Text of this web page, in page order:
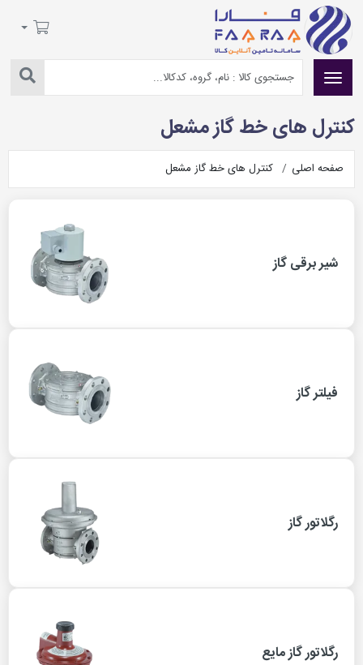
کنترل های خط گاز مشعل
صفحه اصلی کنترل های خط گاز مشعل
شیر برقی گاز
فیلتر گاز
رگلاتور گاز
رگلاتور گاز مایع